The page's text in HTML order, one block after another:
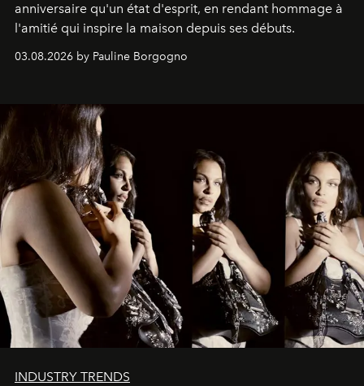
anniversaire qu'un état d'esprit, en rendant hommage à
l'amitié qui inspire la maison depuis ses débuts.
03.08.2026 by Pauline Borgogno
INDUSTRY TRENDS